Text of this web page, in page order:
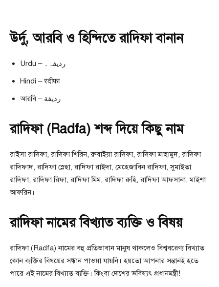
উর্দু, আরবি ও হিন্দিতে রাদিফা বানান
Urdu – ردیفہ۔
Hindi – रदीफा
আরবি – رديفة
রাদিফা (Radfa) শব্দ দিয়ে কিছু নাম
রাইসা রাদিফা, রাদিফা শিরিন, রুবাইয়া রাদিফা, রাদিফা মাহামুদ, রাদিফা
রাদিফাদ, রাদিফা স্নেহা, রাদিফা রাইদা, মেহেজাবিন রাদিফা, সুমাইতা
রাদিফা, রাদিফা রিফা, রাদিফা মিম, রাদিফা রুহি, রাদিফা আফসানা, মাইশা
আফরিন।
রাদিফা নামের বিখ্যাত ব্যক্তি ও বিষয়
রাদিফা (Radfa) নামের বহু প্রতিভাবান মানুষ থাকলেও বিশ্ববরেণ্য বিখ্যাত
কোন ব্যক্তির বিষয়ের সন্ধান পাওয়া যায়নি। হয়তো আপনার সন্তানই হতে
পারে এই নামের বিখ্যাত ব্যক্তি। কিংবা দেশের ভবিষ্যৎ প্রধানমন্ত্রী!